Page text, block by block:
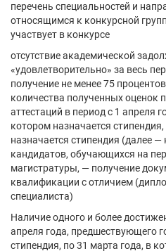
перечень специальностей и
относящимся к конкурсной
участвует в конкурсе
отсутствие академической
«удовлетворительно» за весь
получение не менее 75
количества полученных оценок
аттестаций в период с 1 апреля
котором назначается
назначается стипендия (далее
кандидатов, обучающихся на
магистратуры, — получение
квалификации с отличием
специалиста)
Наличие одного и более
апреля года, предшествующего
стипендия, по 31 марта года, в